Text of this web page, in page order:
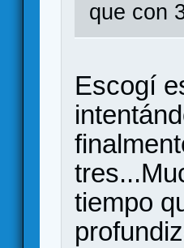
que con
Escogí
tiempo